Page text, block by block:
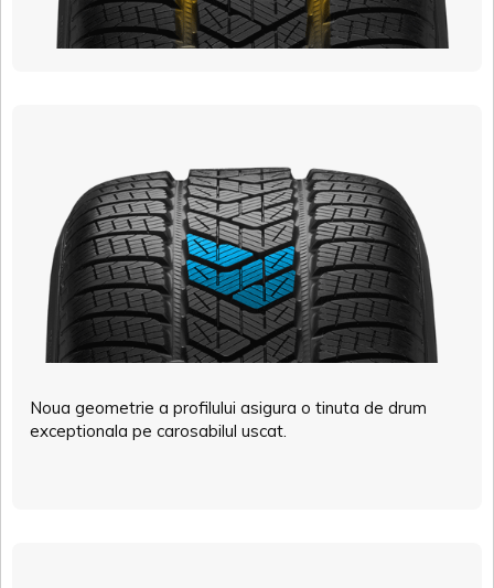
Noua geometrie a profilului asigura o tinuta de drum
exceptionala pe carosabilul uscat.